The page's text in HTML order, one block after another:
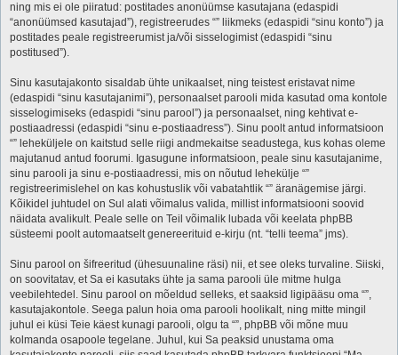
ning mis ei ole piiratud: postitades anonüümse kasutajana (edaspidi
“anonüümsed kasutajad”), registreerudes “” liikmeks (edaspidi “sinu konto”) ja
postitades peale registreerumist ja/või sisselogimist (edaspidi “sinu
postitused”).
Sinu kasutajakonto sisaldab ühte unikaalset, ning teistest eristavat nime
(edaspidi “sinu kasutajanimi”), personaalset parooli mida kasutad oma kontole
sisselogimiseks (edaspidi “sinu parool”) ja personaalset, ning kehtivat e-
postiaadressi (edaspidi “sinu e-postiaadress”). Sinu poolt antud informatsioon
“” leheküljele on kaitstud selle riigi andmekaitse seadustega, kus kohas oleme
majutanud antud foorumi. Igasugune informatsioon, peale sinu kasutajanime,
sinu parooli ja sinu e-postiaadressi, mis on nõutud lehekülje “”
registreerimislehel on kas kohustuslik või vabatahtlik “” äranägemise järgi.
Kõikidel juhtudel on Sul alati võimalus valida, millist informatsiooni soovid
näidata avalikult. Peale selle on Teil võimalik lubada või keelata phpBB
süsteemi poolt automaatselt genereerituid e-kirju (nt. “telli teema” jms).
Sinu parool on šifreeritud (ühesuunaline räsi) nii, et see oleks turvaline. Siiski,
on soovitatav, et Sa ei kasutaks ühte ja sama parooli üle mitme hulga
veebilehtedel. Sinu parool on mõeldud selleks, et saaksid ligipääsu oma “”,
kasutajakontole. Seega palun hoia oma parooli hoolikalt, ning mitte mingil
juhul ei küsi Teie käest kunagi parooli, olgu ta “”, phpBB või mõne muu
kolmanda osapoole tegelane. Juhul, kui Sa peaksid unustama oma